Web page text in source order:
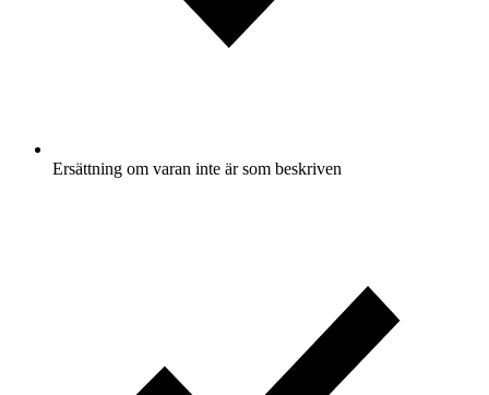
Ersättning om varan inte är som beskriven